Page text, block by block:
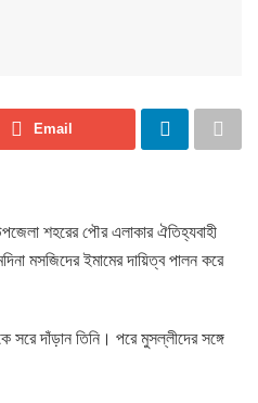
Email
শহরের পৌর এলাকার ঐতিহ্যবাহী
মসজিদের ইমামের দায়িত্ব পালন করে
সরে দাঁড়ান তিনি। পরে মুসল্লীদের সঙ্গে